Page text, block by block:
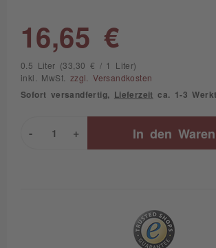
16,65 €
0.5 Liter (33,30 € / 1 Liter)
inkl. MwSt. zzgl. Versandkosten
Sofort versandfertig, Lieferzeit ca. 1-3
+
- In den